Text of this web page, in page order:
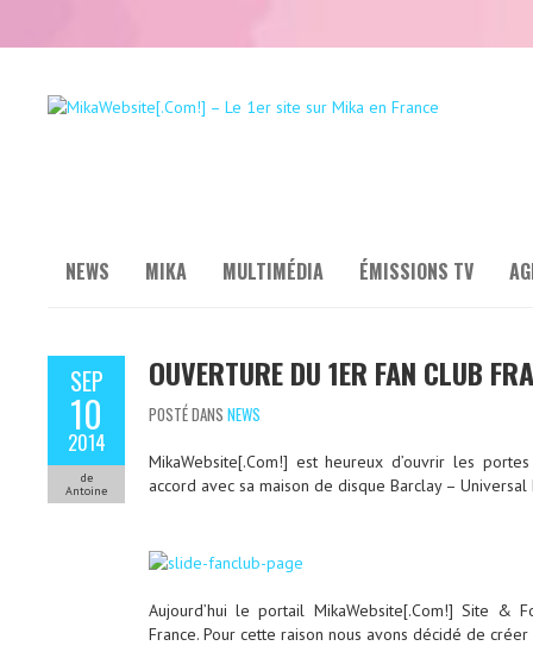
NEWS MIKA MULTIMÉDIA ÉMISSIONS TV
SEP
10
2014
de
Antoine
OUVERTURE DU 1ER FAN CLUB
POSTÉ DANS NEWS
MikaWebsite[.Com!] est heureux d’ouvrir les
accord avec sa maison de disque Barclay – Universal
Aujourd’hui le portail MikaWebsite[.Com!] Site &
France. Pour cette raison nous avons décidé de